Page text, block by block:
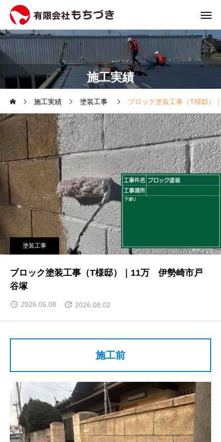
施工実績
施工実績 塗装工事 ブロック塗装工事（T様邸）
塗装工事
ブロック塗装工事（T様邸）｜11万 伊勢崎市戸
谷塚
2026.05.08 2026.08.02
施工前